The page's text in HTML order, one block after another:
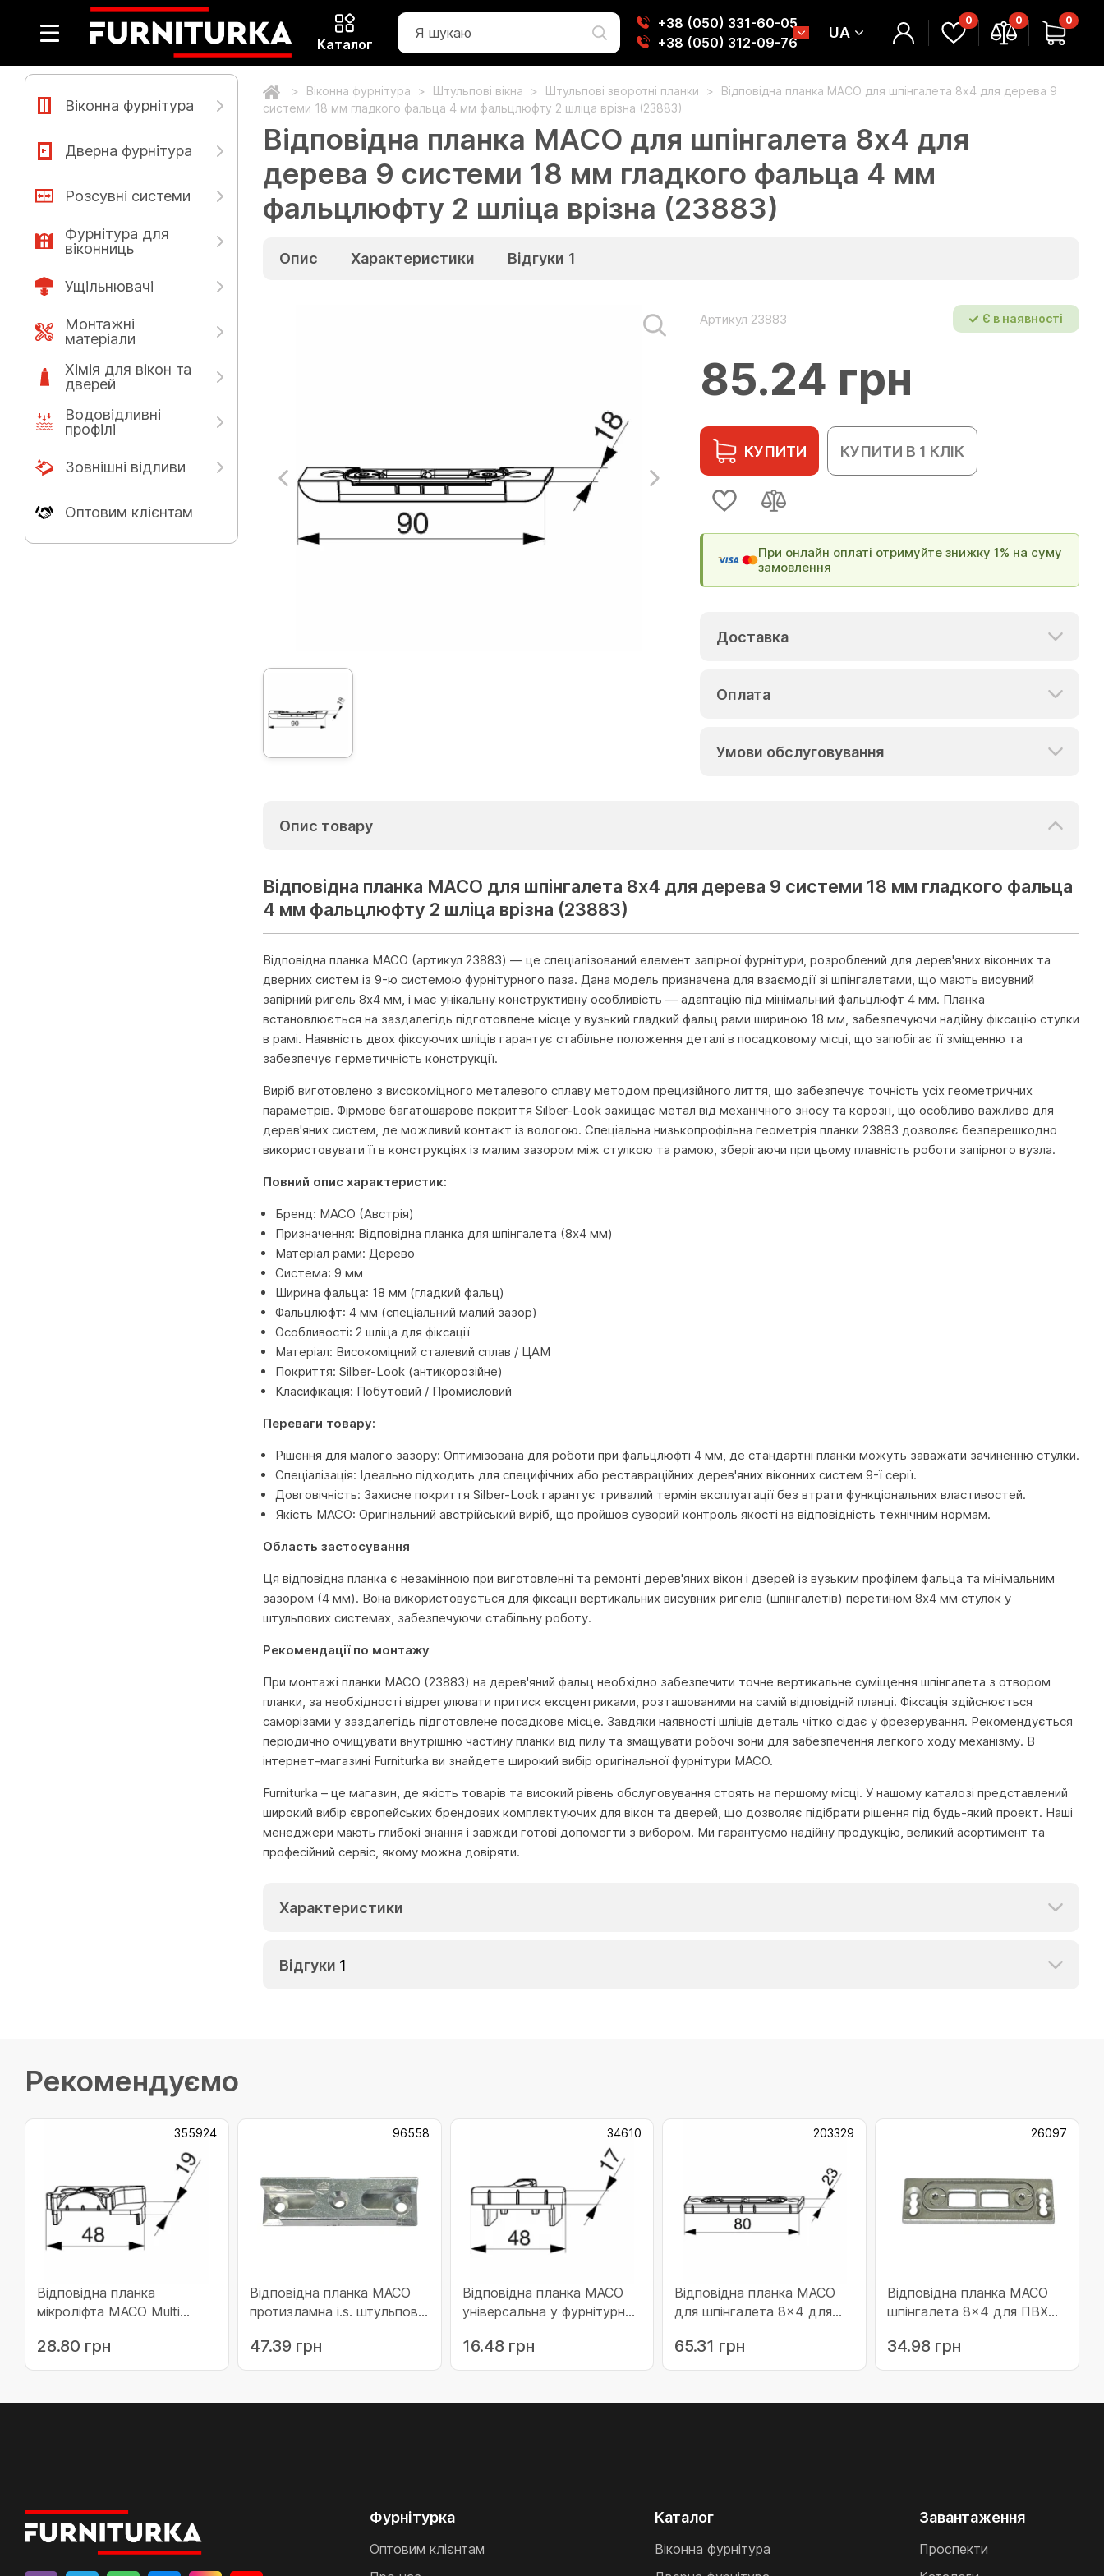
Каталог
+38 (050) 331-60-05
+38 (050) 312-09-76
UA
0 0 0
Віконна фурнітура
Дверна фурнітура
Розсувні системи
Фурнітура для
віконниць
Ущільнювачі
Монтажні
матеріали
Хімія для вікон та
дверей
Водовідливні
профілі
Зовнішні відливи
Оптовим клієнтам
Віконна фурнітура Штульпові вікна Штульпові зворотні планки
Відповідна планка MACO для шпінгалета 8x4 для дерева 9
системи 18 мм гладкого фальца 4 мм фальцлюфту 2 шліца врізна (23883)
Відповідна планка MACO для шпінгалета 8x4 для
дерева 9 системи 18 мм гладкого фальца 4 мм
фальцлюфту 2 шліца врізна (23883)
Опис Характеристики Відгуки 1
Артикул 23883 Є в наявності
85.24 грн
КУПИТИ КУПИТИ В 1 КЛІК
При онлайн оплаті отримуйте знижку 1% на суму
замовлення
Доставка
Оплата
Умови обслуговування
Опис товару
Відповідна планка MACO для шпінгалета 8x4 для дерева 9 системи 18 мм гладкого фальца
4 мм фальцлюфту 2 шліца врізна (23883)
Відповідна планка MACO (артикул 23883) — це спеціалізований елемент запірної фурнітури, розроблений для дерев'яних віконних та
дверних систем із 9-ю системою фурнітурного паза. Дана модель призначена для взаємодії зі шпінгалетами, що мають висувний
запірний ригель 8х4 мм, і має унікальну конструктивну особливість — адаптацію під мінімальний фальцлюфт 4 мм. Планка
встановлюється на заздалегідь підготовлене місце у вузький гладкий фальц рами шириною 18 мм, забезпечуючи надійну фіксацію стулки
в рамі. Наявність двох фіксуючих шліців гарантує стабільне положення деталі в посадковому місці, що запобігає її зміщенню та
забезпечує герметичність конструкції.
Виріб виготовлено з високоміцного металевого сплаву методом прецизійного лиття, що забезпечує точність усіх геометричних
параметрів. Фірмове багатошарове покриття Silber-Look захищає метал від механічного зносу та корозії, що особливо важливо для
дерев'яних систем, де можливий контакт із вологою. Спеціальна низькопрофільна геометрія планки 23883 дозволяє безперешкодно
використовувати її в конструкціях із малим зазором між стулкою та рамою, зберігаючи при цьому плавність роботи запірного вузла.
Повний опис характеристик:
Бренд: MACO (Австрія)
Призначення: Відповідна планка для шпінгалета (8х4 мм)
Матеріал рами: Дерево
Система: 9 мм
Ширина фальца: 18 мм (гладкий фальц)
Фальцлюфт: 4 мм (спеціальний малий зазор)
Особливості: 2 шліца для фіксації
Матеріал: Високоміцний сталевий сплав / ЦАМ
Покриття: Silber-Look (антикорозійне)
Класифікація: Побутовий / Промисловий
Переваги товару:
Рішення для малого зазору: Оптимізована для роботи при фальцлюфті 4 мм, де стандартні планки можуть заважати зачиненню стулки.
Спеціалізація: Ідеально підходить для специфічних або реставраційних дерев'яних віконних систем 9-ї серії.
Довговічність: Захисне покриття Silber-Look гарантує тривалий термін експлуатації без втрати функціональних властивостей.
Якість MACO: Оригінальний австрійський виріб, що пройшов суворий контроль якості на відповідність технічним нормам.
Область застосування
Ця відповідна планка є незамінною при виготовленні та ремонті дерев'яних вікон і дверей із вузьким профілем фальца та мінімальним
зазором (4 мм). Вона використовується для фіксації вертикальних висувних ригелів (шпінгалетів) перетином 8х4 мм стулок у
штульпових системах, забезпечуючи стабільну роботу.
Рекомендації по монтажу
При монтажі планки MACO (23883) на дерев'яний фальц необхідно забезпечити точне вертикальне суміщення шпінгалета з отвором
планки, за необхідності відрегулювати притиск ексцентриками, розташованими на самій відповідній планці. Фіксація здійснюється
саморізами у заздалегідь підготовлене посадкове місце. Завдяки наявності шліців деталь чітко сідає у фрезерування. Рекомендується
періодично очищувати внутрішню частину планки від пилу та змащувати робочі зони для забезпечення легкого ходу механізму. В
інтернет-магазині Furniturka ви знайдете широкий вибір оригінальної фурнітури MACO.
Furniturka – це магазин, де якість товарів та високий рівень обслуговування стоять на першому місці. У нашому каталозі представлений
широкий вибір європейських брендових комплектуючих для вікон та дверей, що дозволяє підібрати рішення під будь-який проект. Наші
менеджери мають глибокі знання і завжди готові допомогти з вибором. Ми гарантуємо надійну продукцію, великий асортимент та
професійний сервіс, якому можна довіряти.
Характеристики
Відгуки 1
Рекомендуємо
355924
Відповідна планка
мікроліфта MACO Multi
ліва (355924)
28.80 грн
96558
Відповідна планка MACO
протизламна i.s. штульпова
0.8 мм (96558)
47.39 грн
34610
Відповідна планка MACO
універсальна у фурнітурний
16.48 грн
203329
Відповідна планка MACO
для шпінгалета 8x4 для
гладкого фальца 12 мм
фальцлюфту 2 шліца
65.31 грн
26097
Відповідна планка MACO
шпінгалета 8x4 для ПВХ
шліца (26097)
34.98 грн
Фурнітурка
Оптовим клієнтам
Каталог
Віконна фурнітура
Завантаження
Проспекти